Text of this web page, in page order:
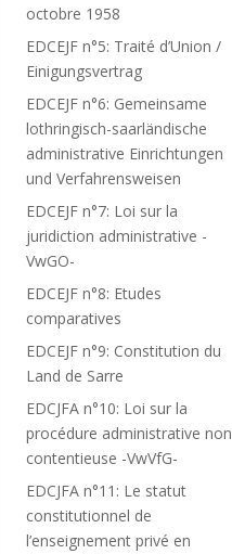
octobre 1958
EDCEJF n°5: Traité d’Union /
Einigungsvertrag
EDCEJF n°6: Gemeinsame
lothringisch-saarländische
administrative Einrichtungen
und Verfahrensweisen
EDCEJF n°7: Loi sur la
juridiction administrative -
VwGO-
EDCEJF n°8: Etudes
comparatives
EDCEJF n°9: Constitution du
Land de Sarre
EDCJFA n°10: Loi sur la
procédure administrative non
contentieuse -VwVfG-
EDCJFA n°11: Le statut
constitutionnel de
l’enseignement privé en